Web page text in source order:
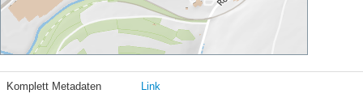
Komplett Metadaten Link